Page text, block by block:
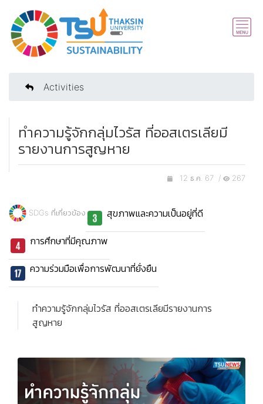
Activities
ทำความรู้จักกลุ่มไวรัส ที่ออสเตรเลียมี
รายงานการสูญหาย
12 ธ.ค. 67 / 267
SDGs ที่เกี่ยวข้อง สุขภาพและความเป็นอยู่ที่ดี
การศึกษาที่มีคุณภาพ
ความร่วมมือเพื่อการพัฒนาที่ยั่งยืน
ทำความรู้จักกลุ่มไวรัส ที่ออสเตรเลียมีรายงานการ
สูญหาย